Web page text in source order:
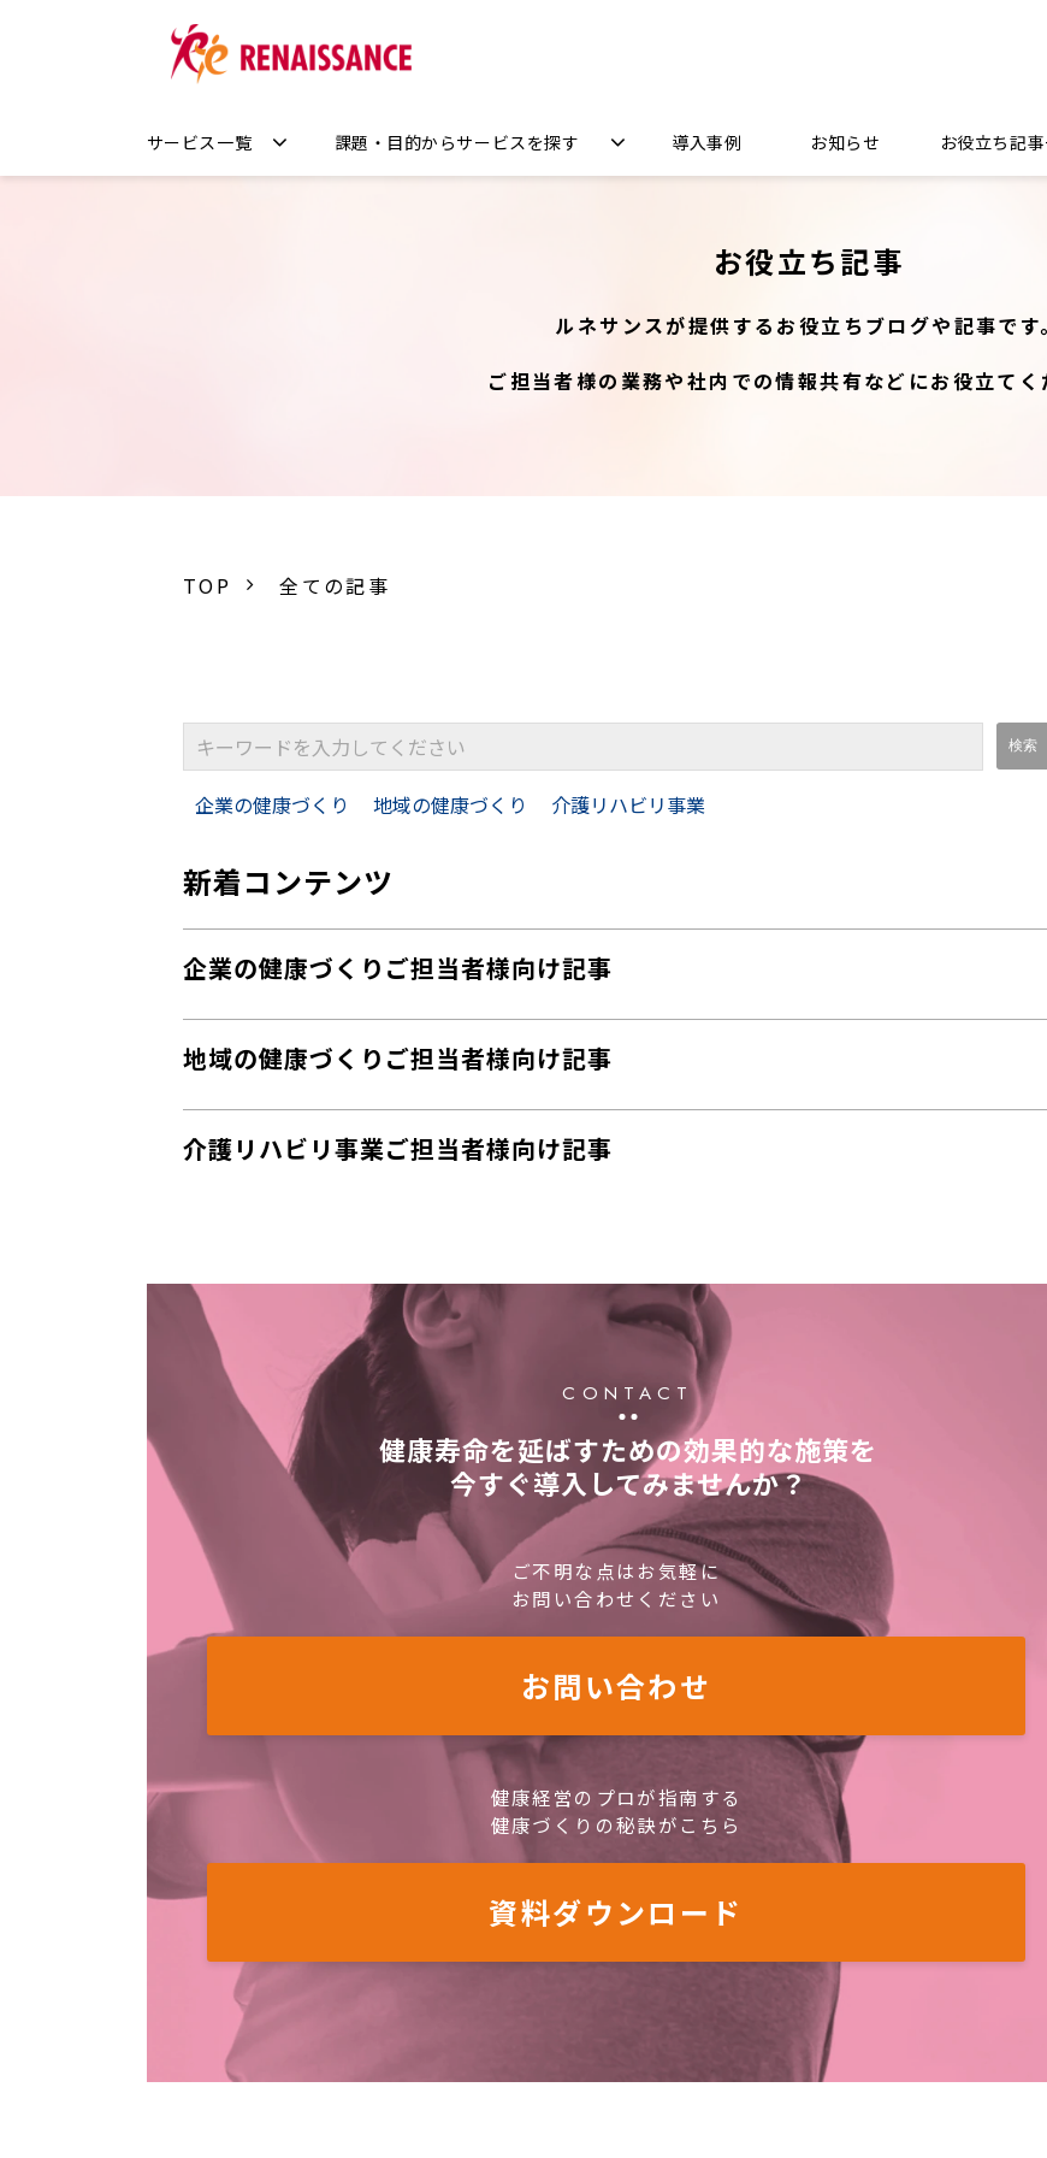
サービス一覧 課題・目的からサービスを探す 導入事例 お知らせ お役立ち記
お役立ち記事
ルネサンスが提供するお役立ちブログや記事です。
ご担当者様の業務や社内での情報共有などにお役立てく
TOP 全ての記事
企業の健康づくり 地域の健康づくり 介護リハビリ事業
新着コンテンツ
企業の健康づくりご担当者様向け記事
地域の健康づくりご担当者様向け記事
介護リハビリ事業ご担当者様向け記事
CONTACT
健康寿命を延ばすための効果的な施策を
今すぐ導入してみませんか？
ご不明な点はお気軽に
お問い合わせください
お問い合わせ
健康経営のプロが指南する
健康づくりの秘訣がこちら
資料ダウンロード